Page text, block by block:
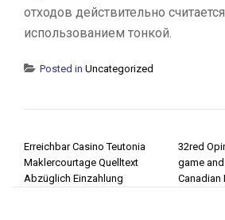
отходов действительно
использованием тонкой.
Posted in Uncategorized
Erreichbar Casino Teutonia
Maklercourtage Quelltext
Abzüglich Einzahlung
32red
game
Canadian